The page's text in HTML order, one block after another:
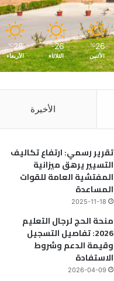
26
℃
الأثنين
26
℃
الثلاثاء
28
℃
الأربعاء
الأخيرة
تقرير رسمي: ارتفاع تكاليف
التسيير يرهق ميزانية
المفتشية العامة للقوات
المساعدة
2025-11-18
منحة الحج لرجال التعليم
2026: تفاصيل التسجيل
وقيمة الدعم وشروط
الاستفادة
2026-04-09